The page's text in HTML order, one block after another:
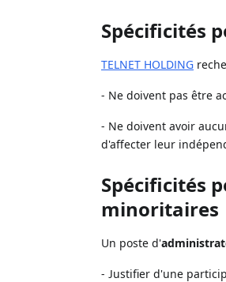
Spécificités
TELNET HOLDING
- Ne doivent pas être
- Ne doivent avoir
d'affecter leur
Spécificités
minoritaires
Un poste d'
- Justifier d'une